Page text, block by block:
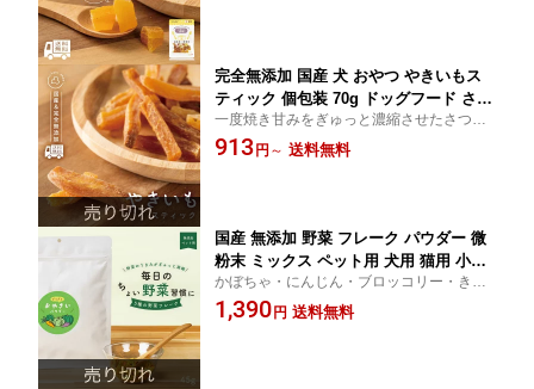
完全無添加 国産 犬 おやつ やきいもス
ティック 個包装 70g ドッグフード さつ
まいも 芋 トッピング ギフト プレゼン
ト オヤツ 大型犬 中型犬 小型犬 超小型
一度焼き甘みをぎゅっと濃縮させたさつま
いもをスティック状に。
913円 ～ 送料無料
国産 無添加 野菜 フレーク パウダー 微
粉末 ミックス ペット用 犬用 猫用 小動
物用 おやつ にんじん キャベツ ブロッ
コリー さつまいも スープ ペースト ふ
かぼちゃ・にんじん・ブロッコリー・きゃ
べつ・さつまいもの国産厳選野菜を5種ブレ
ンドし、丁寧に手作業で乾燥させました。
1,390円 送料無料